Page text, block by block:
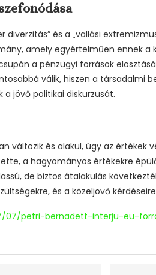
diverzitás” és a „vallási
amely egyértelműen ennek a
a pénzügyi források
válik, hiszen a társadalmi
jövő politikai diskurzusát.
változik és alakul, úgy az értékek
a hagyományos értékekre
de biztos átalakulás
és a közeljövő
07/petri-bernadett-interju-eu-